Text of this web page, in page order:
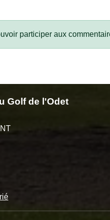
participer aux
Golf de l'Odet